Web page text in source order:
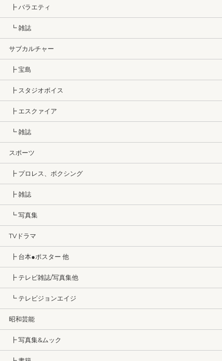
┣ バラエティ
┗ 雑誌
サブカルチャー
┣ 宝島
┣ スタジオボイス
┣ エスクァイア
┗ 雑誌
スポーツ
┣ プロレス、ボクシング
┣ 雑誌
┗ 写真集
TVドラマ
┣ 台本●ポスター 他
┣ テレビ雑誌/写真集他
┗ テレビジョンエイジ
昭和芸能
┣ 写真集&ムック